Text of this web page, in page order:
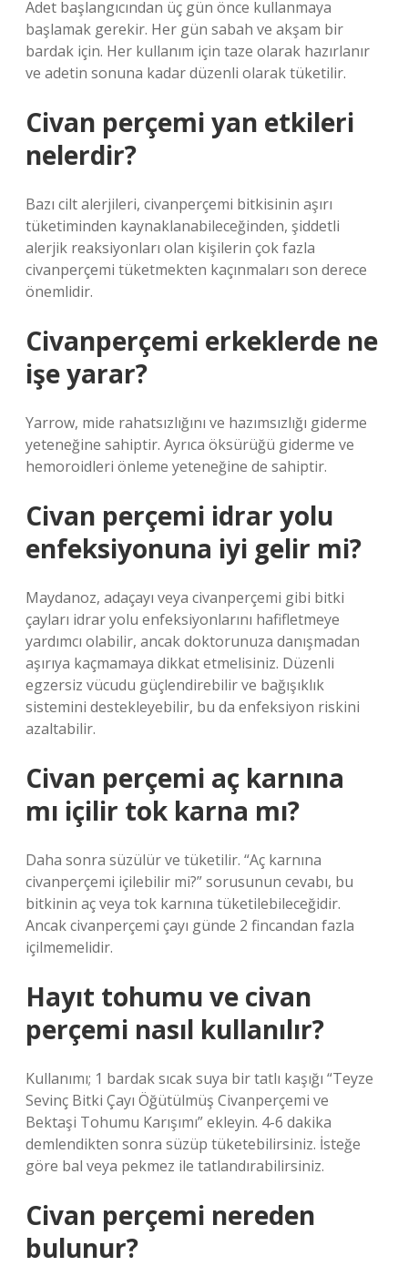
Adet başlangıcından üç gün önce kullanmaya
başlamak gerekir. Her gün sabah ve akşam bir
bardak için. Her kullanım için taze olarak hazırlanır
ve adetin sonuna kadar düzenli olarak tüketilir.
Civan perçemi yan etkileri
nelerdir?
Bazı cilt alerjileri, civanperçemi bitkisinin aşırı
tüketiminden kaynaklanabileceğinden, şiddetli
alerjik reaksiyonları olan kişilerin çok fazla
civanperçemi tüketmekten kaçınmaları son derece
önemlidir.
Civanperçemi erkeklerde ne
işe yarar?
Yarrow, mide rahatsızlığını ve hazımsızlığı giderme
yeteneğine sahiptir. Ayrıca öksürüğü giderme ve
hemoroidleri önleme yeteneğine de sahiptir.
Civan perçemi idrar yolu
enfeksiyonuna iyi gelir mi?
Maydanoz, adaçayı veya civanperçemi gibi bitki
çayları idrar yolu enfeksiyonlarını hafifletmeye
yardımcı olabilir, ancak doktorunuza danışmadan
aşırıya kaçmamaya dikkat etmelisiniz. Düzenli
egzersiz vücudu güçlendirebilir ve bağışıklık
sistemini destekleyebilir, bu da enfeksiyon riskini
azaltabilir.
Civan perçemi aç karnına
mı içilir tok karna mı?
Daha sonra süzülür ve tüketilir. “Aç karnına
civanperçemi içilebilir mi?” sorusunun cevabı, bu
bitkinin aç veya tok karnına tüketilebileceğidir.
Ancak civanperçemi çayı günde 2 fincandan fazla
içilmemelidir.
Hayıt tohumu ve civan
perçemi nasıl kullanılır?
Kullanımı; 1 bardak sıcak suya bir tatlı kaşığı “Teyze
Sevinç Bitki Çayı Öğütülmüş Civanperçemi ve
Bektaşi Tohumu Karışımı” ekleyin. 4-6 dakika
demlendikten sonra süzüp tüketebilirsiniz. İsteğe
göre bal veya pekmez ile tatlandırabilirsiniz.
Civan perçemi nereden
bulunur?